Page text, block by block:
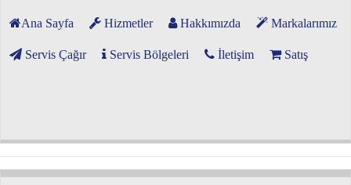
Ana Sayfa Hizmetler Hakkımızda Markalarımız
Servis Çağır Servis Bölgeleri İletişim Satış